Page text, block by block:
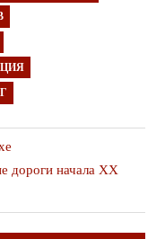
дороги начала ХХ